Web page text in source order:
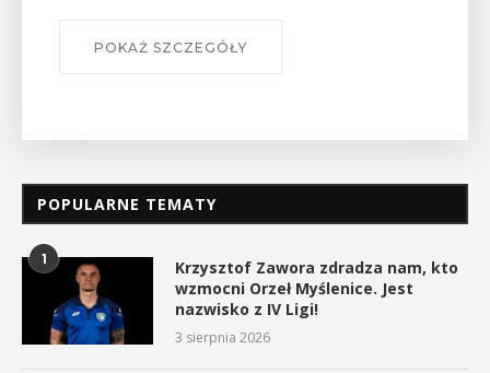
POKAŻ SZCZEGÓŁY
POPULARNE TEMATY
1
Krzysztof Zawora zdradza nam, kto
wzmocni Orzeł Myślenice. Jest
nazwisko z IV Ligi!
3 sierpnia 2026